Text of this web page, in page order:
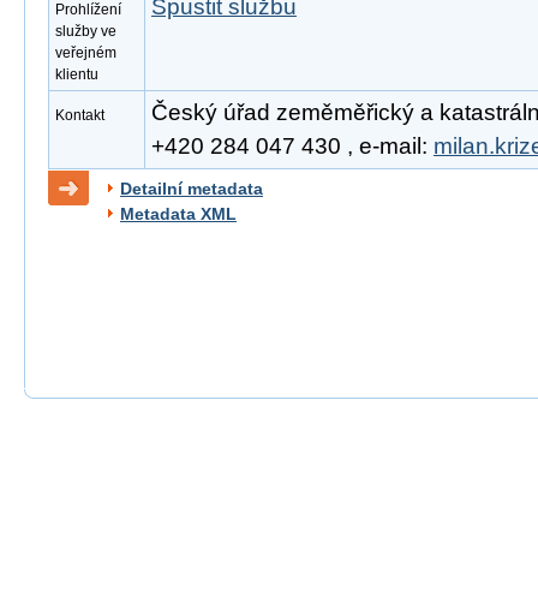
Prohlížení
služby ve
veřejném
klientu
Spustit službu
Kontakt
Český úřad zeměměřický a
+420 284 047 430 , e-mail:
Detailní metadata
Metadata XML